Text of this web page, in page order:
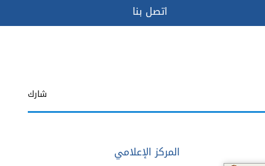
اتصل بنا
شارك
المركز الإعلامي